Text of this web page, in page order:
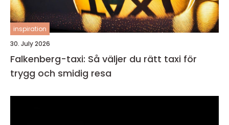
inspiration
30. July 2026
Falkenberg-taxi: Så väljer du rätt taxi för
trygg och smidig resa